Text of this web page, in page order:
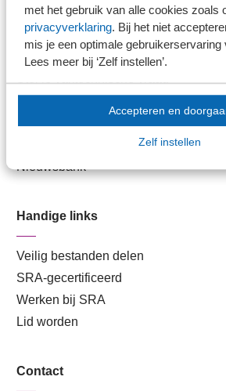
met het gebruik van alle cookies zoals
privacyverklaring. Bij het niet
mis je een optimale gebruikerservaring
Lees meer bij ‘Zelf instellen’.
Accepteren en
Zelf instellen
Direct naar
Nieuwsbank
Handige links
Veilig bestanden delen
SRA-gecertificeerd
Werken bij SRA
Lid worden
Contact